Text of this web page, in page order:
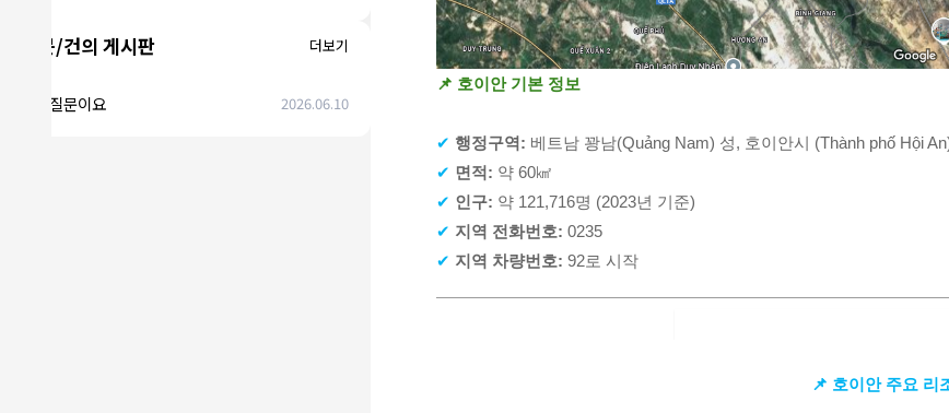
질문/건의 게시판 더보기
에코질문이요 2026.06.10
📌 호이안 기본 정보
✔ 행정구역: 베트남 꽝남(Quảng Nam) 성, 호이안시 (Thành phố Hội
✔ 면적: 약 60㎢
✔ 인구: 약 121,716명 (2023년 기준)
✔ 지역 전화번호: 0235
✔ 지역 차량번호: 92로 시작
📌 호이안 주요 리